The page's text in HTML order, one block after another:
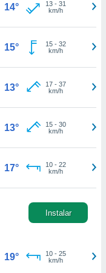
14° 13- 31
km/h
15° 15- 32
km/h
13° 17- 37
km/h
13° 15- 30
km/h
17° 10- 22
km/h
Instalar
19° 10- 25
km/h